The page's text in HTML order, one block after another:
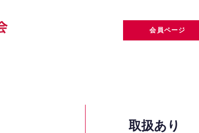
会員ページ
取扱あり